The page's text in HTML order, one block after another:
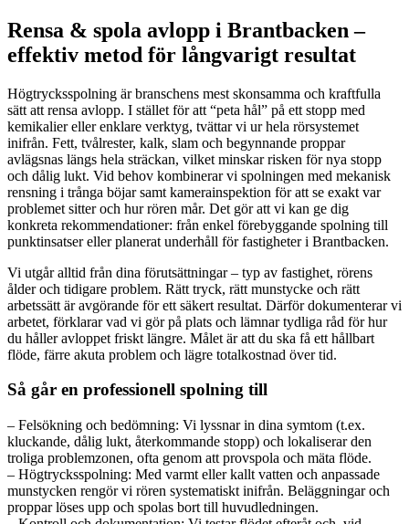
Rensa & spola avlopp i Brantbacken –
effektiv metod för långvarigt resultat
Högtrycksspolning är branschens mest skonsamma och kraftfulla
sätt att rensa avlopp. I stället för att “peta hål” på ett stopp med
kemikalier eller enklare verktyg, tvättar vi ur hela rörsystemet
inifrån. Fett, tvålrester, kalk, slam och begynnande proppar
avlägsnas längs hela sträckan, vilket minskar risken för nya stopp
och dålig lukt. Vid behov kombinerar vi spolningen med mekanisk
rensning i trånga böjar samt kamerainspektion för att se exakt var
problemet sitter och hur rören mår. Det gör att vi kan ge dig
konkreta rekommendationer: från enkel förebyggande spolning till
punktinsatser eller planerat underhåll för fastigheter i Brantbacken.
Vi utgår alltid från dina förutsättningar – typ av fastighet, rörens
ålder och tidigare problem. Rätt tryck, rätt munstycke och rätt
arbetssätt är avgörande för ett säkert resultat. Därför dokumenterar vi
arbetet, förklarar vad vi gör på plats och lämnar tydliga råd för hur
du håller avloppet friskt längre. Målet är att du ska få ett hållbart
flöde, färre akuta problem och lägre totalkostnad över tid.
Så går en professionell spolning till
– Felsökning och bedömning: Vi lyssnar in dina symtom (t.ex.
kluckande, dålig lukt, återkommande stopp) och lokaliserar den
troliga problemzonen, ofta genom att provspola och mäta flöde.
– Högtrycksspolning: Med varmt eller kallt vatten och anpassade
munstycken rengör vi rören systematiskt inifrån. Beläggningar och
proppar löses upp och spolas bort till huvudledningen.